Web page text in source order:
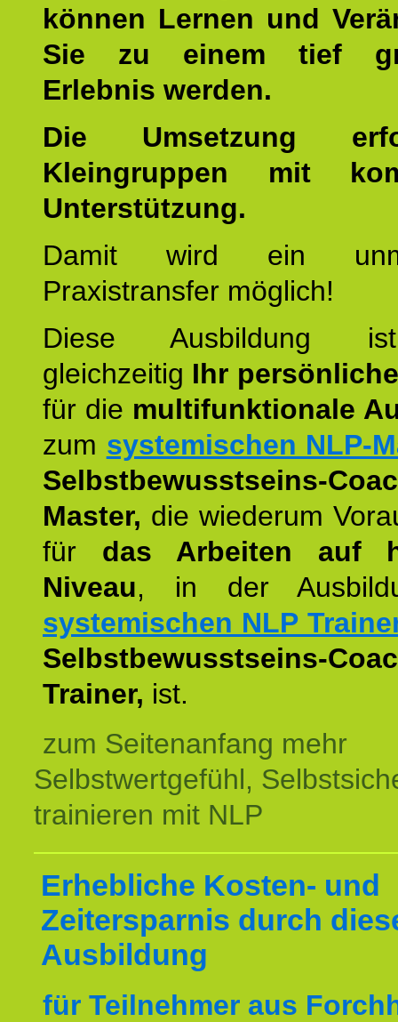
können Lernen und
Sie zu einem tief
Erlebnis werden.
Die Umsetzung
Kleingruppen mit
Unterstützung.
Damit wird ein
Praxistransfer möglich!
Diese Ausbildung
gleichzeitig Ihr
für die multifunktionale
zum systemischen NLP-
Selbstbewusstseins-
Master, die wiederum
für das Arbeiten auf
Niveau, in der
systemischen NLP
Selbstbewusstseins-
Trainer, ist.
zum Seitenanfang mehr
Selbstwertgefühl,
trainieren mit NLP
Erhebliche Kosten- und
Zeitersparnis durch
Ausbildung
für Teilnehmer aus